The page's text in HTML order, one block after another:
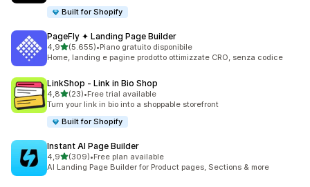
Built for Shopify
PageFly ✦ Landing Page Builder
4,9stelle su 5
(5.655)
5655 recensioni totali
•Piano gratuito disponibile
Home, landing e pagine prodotto ottimizzate CRO, senza codice
LinkShop ‑ Link in Bio Shop
4,8stelle su 5
(23)
23 recensioni totali
•Free trial available
Turn your link in bio into a shoppable storefront
Built for Shopify
Instant AI Page Builder
4,9stelle su 5
(309)
309 recensioni totali
•Free plan available
AI Landing Page Builder for Product pages, Sections & more